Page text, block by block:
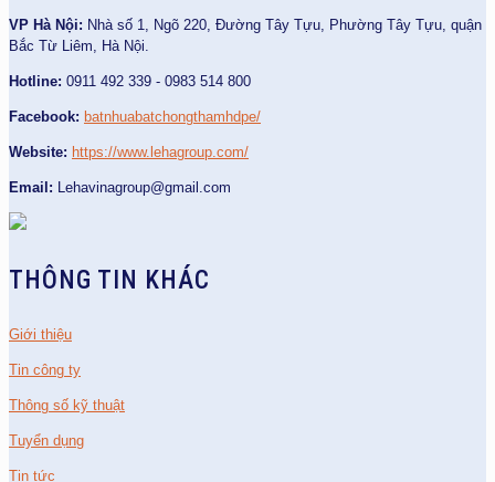
VP Hà Nội: Nhà số 1, Ngõ 220, Đường Tây Tựu, Phường Tây Tựu, quận
Bắc Từ Liêm, Hà Nội.
Hotline: 0911 492 339 - 0983 514 800
Facebook: batnhuabatchongthamhdpe/
Website: https://www.lehagroup.com/
Email: Lehavinagroup@gmail.com
THÔNG TIN KHÁC
Giới thiệu
Tin công ty
Thông số kỹ thuật
Tuyển dụng
Tin tức